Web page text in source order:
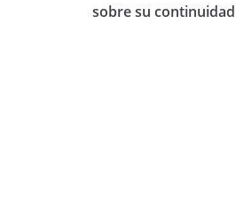
sobre su continuidad